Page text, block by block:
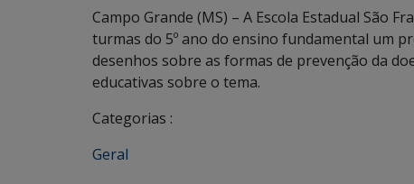
Campo Grande (MS) – A Escola Estadual São
turmas do 5º ano do ensino fundamental um
desenhos sobre as formas de prevenção da
educativas sobre o tema.
Categorias :
Geral